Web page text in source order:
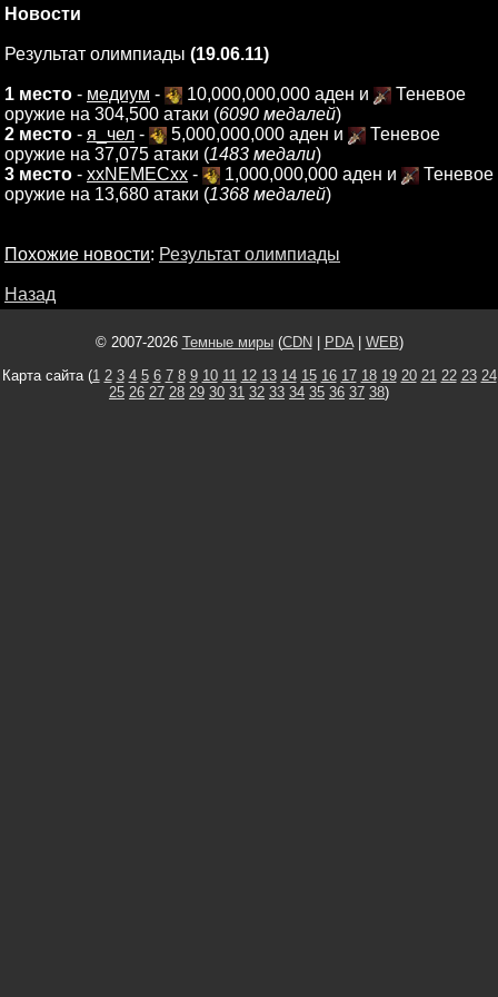
Новости
Результат олимпиады (19.06.11)
1 место - медиум - 10,000,000,000 аден и
Теневое
оружие на 304,500 атаки (6090 медалей)
2 место - я_чел - 5,000,000,000 аден и
Теневое
оружие на 37,075 атаки (1483 медали)
3 место - xxNEMECxx - 1,000,000,000 аден и
Теневое
оружие на 13,680 атаки (1368 медалей)
Похожие новости: Результат олимпиады
Назад
© 2007-2026 Темные миры(CDN PDA| WEB)
Карта сайта (1 2 3 4 5 6 7 8 9 10 11 12 13 14 15 16 17 18 19 20 21 22 23 24
25 26 27 28 29 30 31 32 33 34 35 36 37 38)